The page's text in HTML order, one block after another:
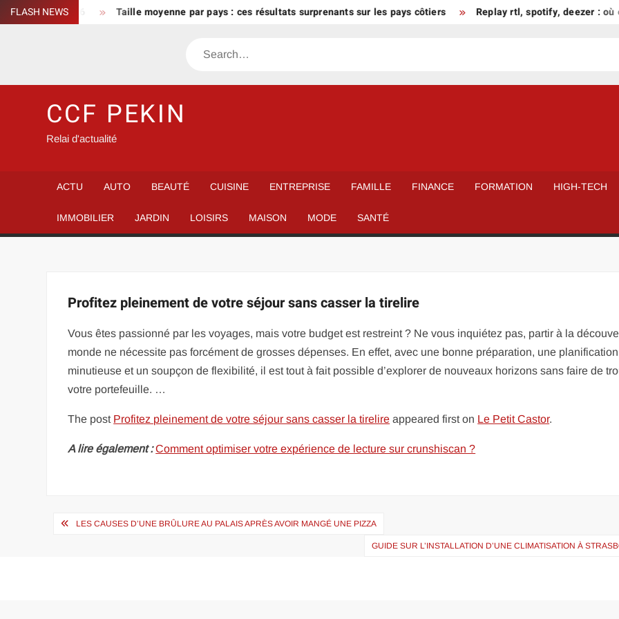
Skip
to
FLASH NEWS
en 2026 Taille moyenne par pays : ces résultats surprenants sur les pays côtiers Replay rtl, spotify, deezer : où
Search
CCF PEKIN
Relai d'actualité
ACTU AUTO BEAUTÉ CUISINE ENTREPRISE FAMILLE FINANCE FORMATION HIGH-TECH
IMMOBILIER JARDIN LOISIRS MAISON MODE SANTÉ
Profitez pleinement de votre séjour sans casser la tirelire
Vous êtes passionné par les voyages, mais votre budget est restreint ? Ne vous inquiétez pas, partir à la
monde ne nécessite pas forcément de grosses dépenses. En effet, avec une bonne préparation, une planification
minutieuse et un soupçon de flexibilité, il est tout à fait possible d’explorer de nouveaux horizons sans faire de
votre portefeuille. …
The post Profitez pleinement de votre séjour sans casser la tirelire appeared first on Le Petit Castor.
A lire également : Comment optimiser votre expérience de lecture sur crunshiscan ?
Navigation
LES CAUSES D’UNE BRÛLURE AU PALAIS APRÈS AVOIR MANGÉ UNE PIZZA
GUIDE SUR L’INSTALLATION D’UNE CLIMATISATION À